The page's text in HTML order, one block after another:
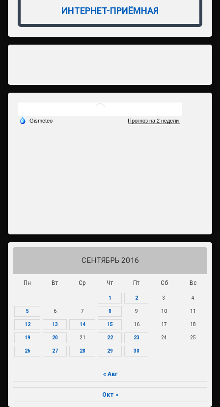
ИНТЕРНЕТ-ПРИЁМНАЯ
СЕНТЯБРЬ 2016
Пн Вт Ср Чт Пт Сб Вс
1 2 3 4
5 6 7 8 9 10 11
12 13 14 15 16 17 18
19 20 21 22 23 24 25
26 27 28 29 30
« Авг
Окт »